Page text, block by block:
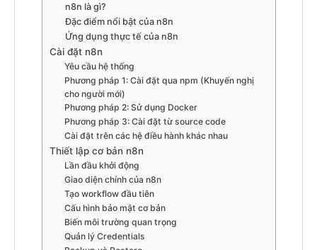
n8n là gì?
Đặc điểm nổi bật của n8n
Ứng dụng thực tế của n8n
Cài đặt n8n
Yêu cầu hệ thống
Phương pháp 1: Cài đặt qua npm (Khuyến nghị
cho người mới)
Phương pháp 2: Sử dụng Docker
Phương pháp 3: Cài đặt từ source code
Cài đặt trên các hệ điều hành khác nhau
Thiết lập cơ bản n8n
Lần đầu khởi động
Giao diện chính của n8n
Tạo workflow đầu tiên
Cấu hình bảo mật cơ bản
Biến môi trường quan trọng
Quản lý Credentials